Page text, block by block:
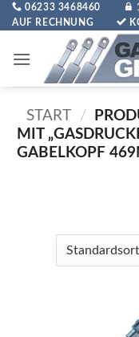
Zum
Inhalt
06233 3468460
AUF RECHNUNG
START /
MIT
GABELKOPF